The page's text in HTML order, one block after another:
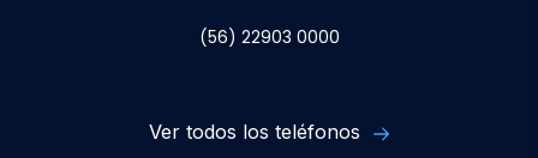
(56) 22903 0000
Ver todos los teléfonos